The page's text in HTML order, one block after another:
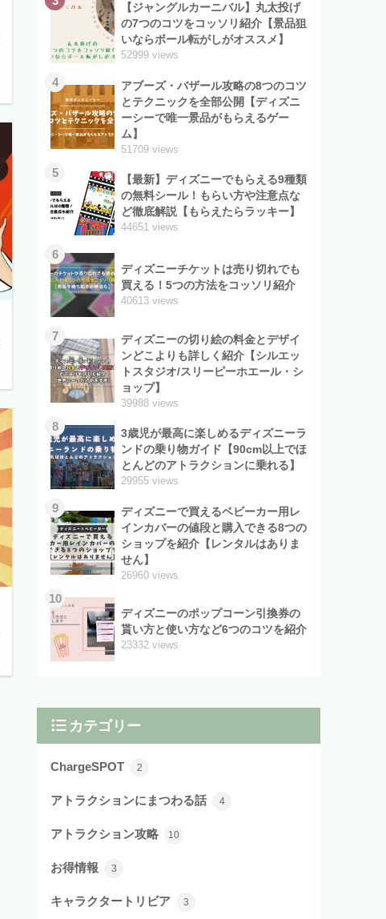
【ジャングルカーニバル】丸太投げ
の7つのコツをコッソリ紹介【景品狙
いならボール転がしがオススメ】
52999 views
4
アブーズ・バザール攻略の8つのコツ
とテクニックを全部公開【ディズニ
ーシーで唯一景品がもらえるゲー
ム】
51709 views
5
【最新】ディズニーでもらえる9種類
の無料シール！もらい方や注意点な
ど徹底解説【もらえたらラッキー】
44651 views
6
ディズニーチケットは売り切れでも
買える！5つの方法をコッソリ紹介
40613 views
7
ディズニーの切り絵の料金とデザイ
ンどこよりも詳しく紹介【シルエッ
トスタジオ/スリーピーホエール・シ
ョップ】
39988 views
8
3歳児が最高に楽しめるディズニーラ
ンドの乗り物ガイド【90cm以上でほ
とんどのアトラクションに乗れる】
29955 views
9
ディズニーで買えるベビーカー用レ
インカバーの値段と購入できる8つの
ショップを紹介【レンタルはありま
せん】
26960 views
10
ディズニーのポップコーン引換券の
貰い方と使い方など6つのコツを紹介
23332 views
カテゴリー
ChargeSPOT 2
アトラクションにまつわる話 4
アトラクション攻略 10
お得情報 3
キャラクタートリビア 3